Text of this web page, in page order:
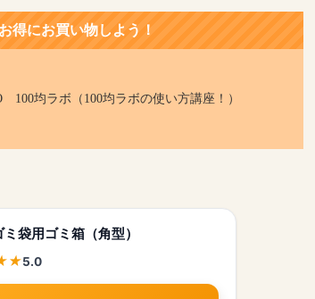
う！
均ラボ（100均ラボの使い方講座！）
袋用ゴミ箱（角型）
5.0